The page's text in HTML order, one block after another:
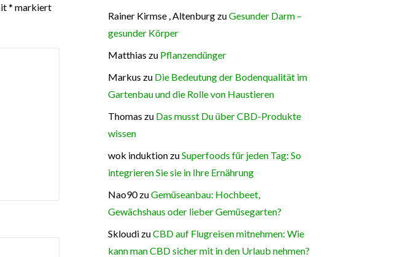
* markiert
Rainer Kirmse , AltenburgzuGesunder Darm –
gesunder Körper
Matthias zu Pflanzendünger
Markus zu Die Bedeutung der Bodenqualität im
Gartenbau und die Rolle von Haustieren
Thomas zu Das musst Du über CBD-Produkte
wissen
wok induktionzuSuperfoods für jeden Tag: So
integrieren Sie sie in Ihre Ernährung
Nao90zuGemüseanbau: Hochbeet,
Gewächshaus oder lieber Gemüsegarten?
SkloudizuCBD auf Flugreisen mitnehmen: Wie
kann man CBD sicher mit in den Urlaub nehmen?